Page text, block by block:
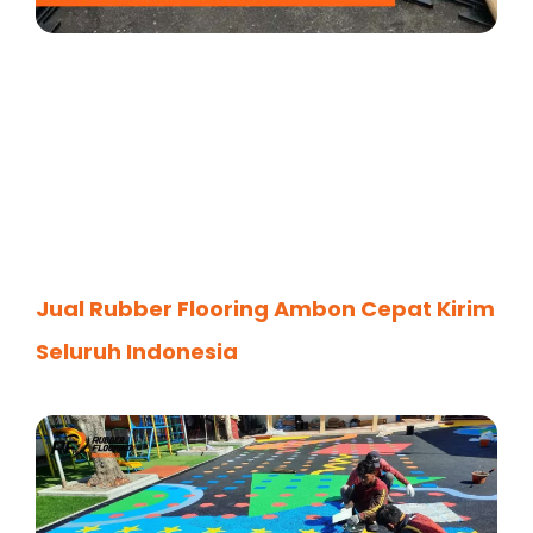
Jual Rubber Flooring Ambon Cepat Kirim
Seluruh Indonesia